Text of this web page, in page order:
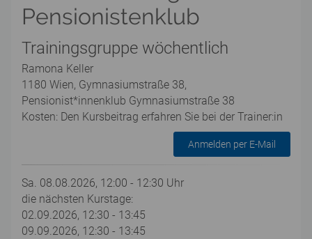
Pensionistenklub
Trainingsgruppe wöchentlich
Ramona Keller
1180 Wien, Gymnasiumstraße 38,
Pensionist*innenklub Gymnasiumstraße 38
Kosten: Den Kursbeitrag erfahren Sie bei der Trainer:in
Anmelden per E-Mail
Sa. 08.08.2026, 12:00 - 12:30 Uhr
die nächsten Kurstage:
02.09.2026, 12:30 - 13:45
09.09.2026, 12:30 - 13:45